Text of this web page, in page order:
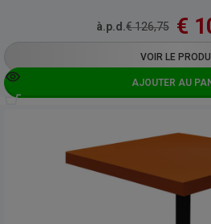
à.p.d.€126,75 €
VOIR LE
AJOUTER AU